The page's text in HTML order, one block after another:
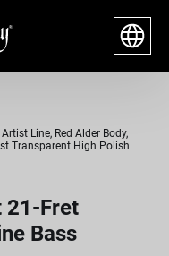
Line, Red Alder Body,
Transparent High Polish
21-Fret
Bass